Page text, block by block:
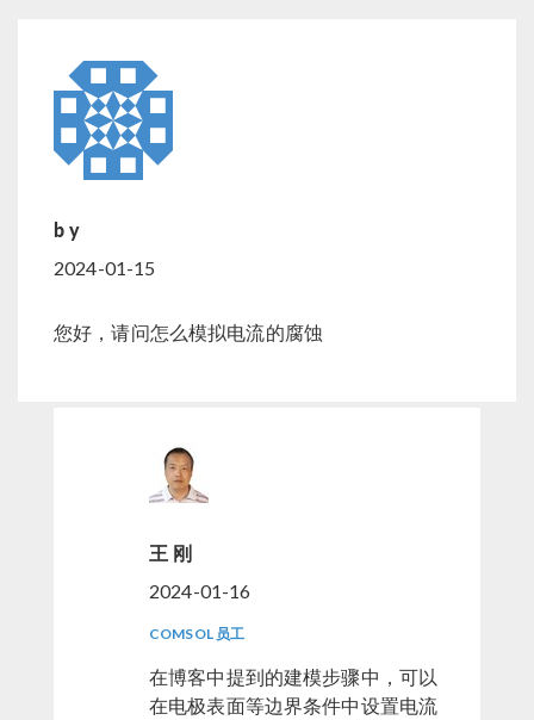
b y
2024-01-15
您好，请问怎么模拟电流的腐蚀
王 刚
2024-01-16
COMSOL 员工
在博客中提到的建模步骤中，可以
在电极表面等边界条件中设置电流